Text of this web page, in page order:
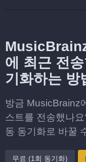
에 최근 전
기화하는 방
방금 MusicBrainz
스트를 전송했나
동 동기화로 바꿀
무료 (1회 동기화)